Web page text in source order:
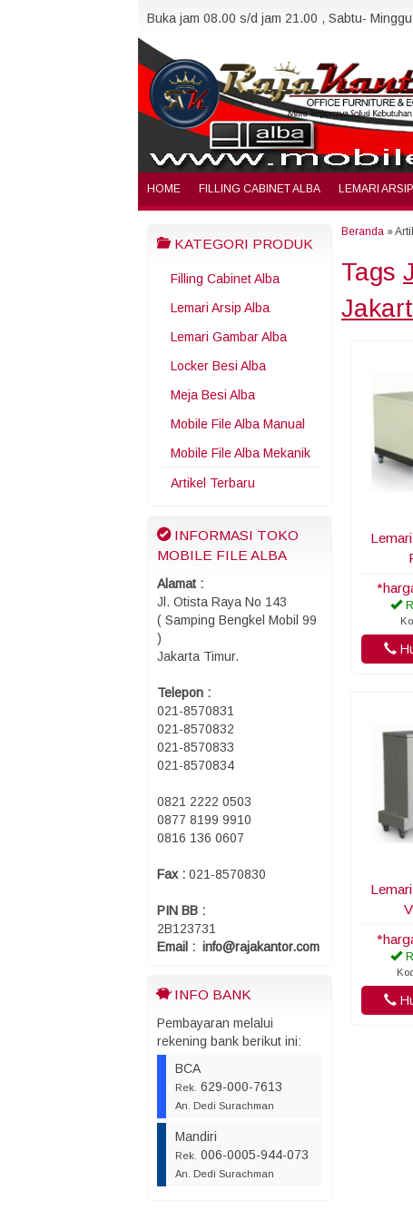
Buka jam 08.00 s/d jam 21.00 , Sabtu-
HOME FILLING CABINET ALBA LEMARI
KATEGORI PRODUK
Filling Cabinet Alba
Lemari Arsip Alba
Lemari Gambar Alba
Locker Besi Alba
Meja Besi Alba
Mobile File Alba Manual
Mobile File Alba Mekanik
Artikel Terbaru
INFORMASI TOKO
MOBILE FILE ALBA
Alamat :
Jl. Otista Raya No 143
( Samping Bengkel Mobil 99
)
Jakarta Timur.
Telepon :
021-8570831
021-8570832
021-8570833
021-8570834
0821 2222 0503
0877 8199 9910
0816 136 0607
Fax : 021-8570830
PIN BB :
2B123731
Email : info@rajakantor.com
INFO BANK
Pembayaran melalui
rekening bank berikut ini:
BCA
Rek. 629-000-7613
An. Dedi Surachman
Mandiri
Rek. 006-0005-944-073
An. Dedi Surachman
Beranda »
Tags